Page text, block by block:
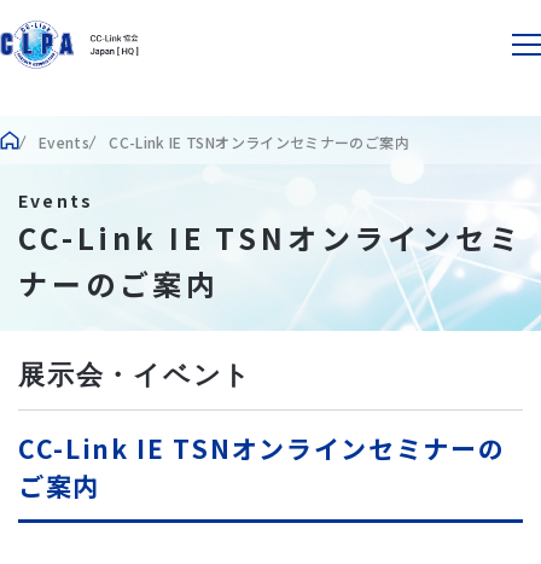
Events CC-Link IE TSNオンラインセミナーのご案内
Events
CC-Link IE TSNオンラインセミ
ナーのご案内
展示会・イベント
CC-Link IE TSNオンラインセミナーの
ご案内